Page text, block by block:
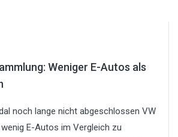
Weniger E-Autos als
noch lange nicht abgeschlossen VW
E-Autos im Vergleich zu